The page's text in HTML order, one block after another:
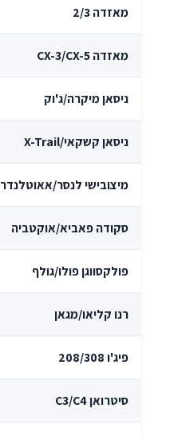
מאזדה 2/3
מאזדה CX-3/CX-5
ניסאן מיקרה/ג'וק
ניסאן קשקאי/X-Trail
מיצובישי לנסר/אאוטלנדר
סקודה פאביא/אוקטביה
פולקסווגן פולו/גולף
רנו קליאו/מגאן
פיג'ו 208/308
סיטרואן C3/C4